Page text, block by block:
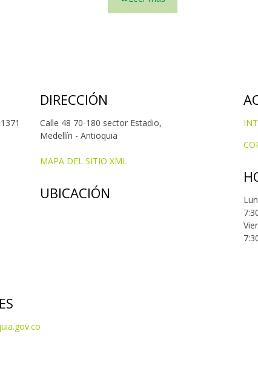
DIRECCIÓN
Calle 48 70-180 sector Estadio,
Medellín - Antioquia
MAPA DEL SITIO XML
UBICACIÓN